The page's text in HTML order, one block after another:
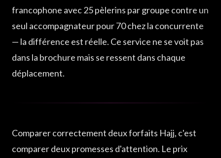
francophone avec 25 pèlerins par groupe contre un
seul accompagnateur pour 70 chez la concurrente
— la différence est réelle. Ce service ne se voit pas
dans la brochure mais se ressent dans chaque
déplacement.
Comparer correctement deux forfaits Hajj, c'est
comparer deux promesses d'attention. Le prix